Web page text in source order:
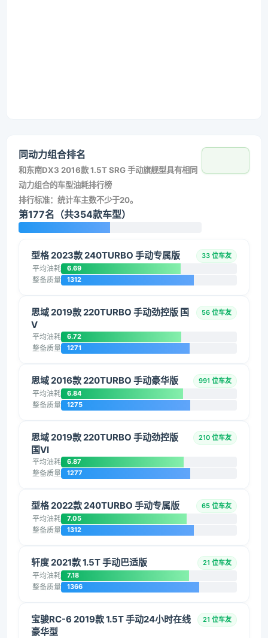
同动力组合排名
和东南DX3 2016款 1.5T SRG 手动旗舰型具有相同
动力组合的车型油耗排行榜
排行标准：统计车主数不少于20。
第177名（共354款车型）
型格 2023款 240TURBO 手动专属版 33 位车友
平均油耗 6.69
整备质量 1312
思域 2019款 220TURBO 手动劲控版 国
V
56 位车友
平均油耗 6.72
整备质量 1271
思域 2016款 220TURBO 手动豪华版 991 位车友
平均油耗 6.84
整备质量 1275
思域 2019款 220TURBO 手动劲控版
国VI
210 位车友
平均油耗 6.87
整备质量 1277
型格 2022款 240TURBO 手动专属版 65 位车友
平均油耗 7.05
整备质量 1312
轩度 2021款 1.5T 手动巴适版 21 位车友
平均油耗 7.18
整备质量 1366
宝骏RC-6 2019款 1.5T 手动24小时在线
豪华型
21 位车友